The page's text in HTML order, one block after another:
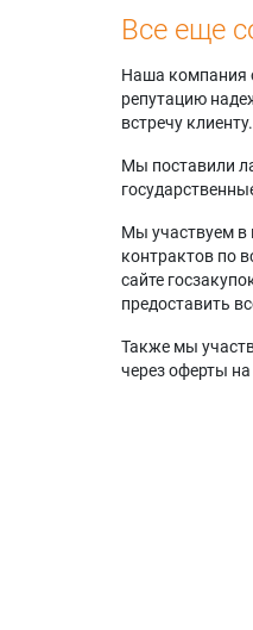
Все еще
Наша компания
репутацию
встречу
Мы поставили
Мы участвуем в
контрактов по
сайте
предоставить
Также мы
через оферты